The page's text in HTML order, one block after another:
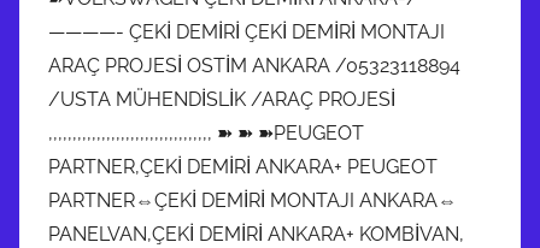
————- ÇEKİ DEMİRİ ÇEKİ DEMİRİ MONTAJI
ARAÇ PROJESİ OSTİM ANKARA /05323118894
/USTA MÜHENDİSLİK /ARAÇ PROJESİ
,,,,,,,,,,,,,,,,,,,,,,,,,,,,,,,,,, ➽ ➽ ➽PEUGEOT
PARTNER,ÇEKİ DEMİRİ ANKARA+ PEUGEOT
PARTNER⇔ÇEKİ DEMİRİ MONTAJI ANKARA⇔
PANELVAN,ÇEKİ DEMİRİ ANKARA+ KOMBİVAN,